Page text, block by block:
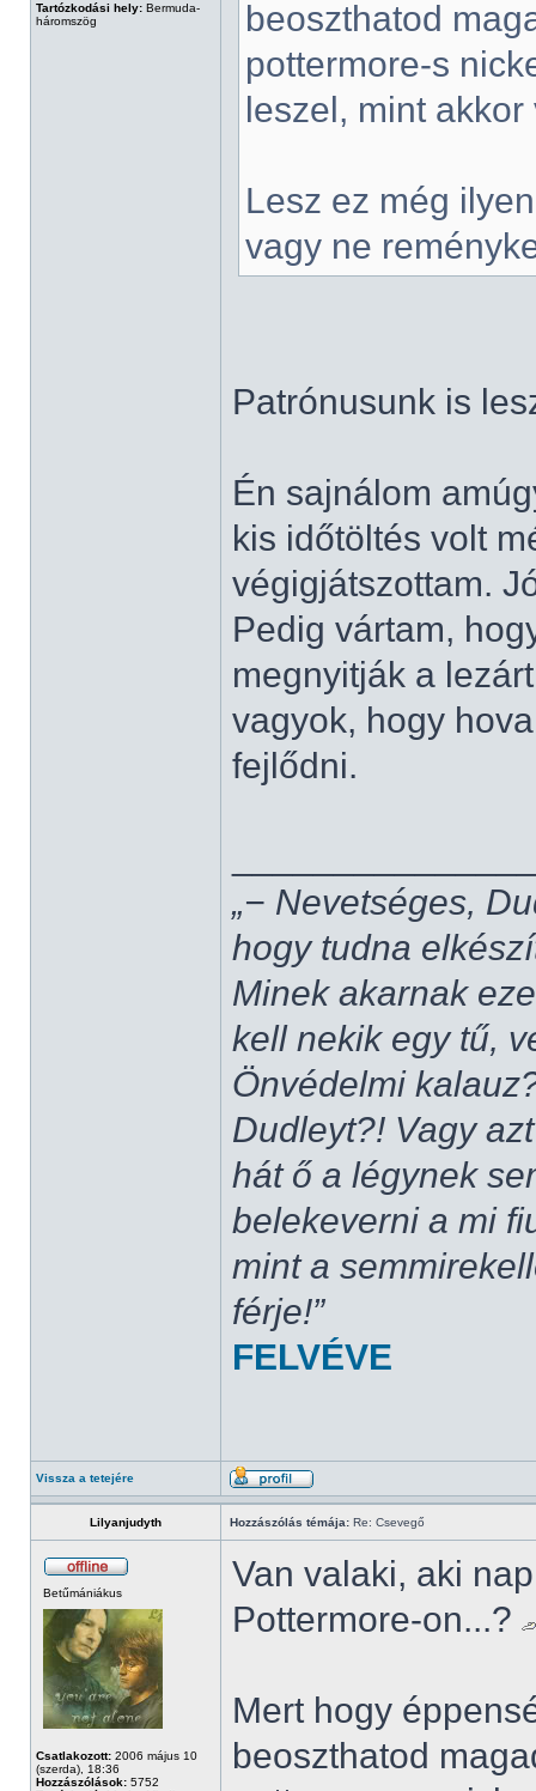
Tartózkodási hely: Bermuda-
háromszög
beoszthatod
pottermore-s
leszel, mint
Lesz ez még
vagy ne
Patrónusunk is
Én sajnálom
kis időtöltés volt
végigjátszottam.
Pedig vártam,
megnyitják a
vagyok, hogy
fejlődni.
„− Nevetséges,
hogy tudna
Minek akarnak
kell nekik egy tű,
Önvédelmi
Dudleyt?! Vagy
hát ő a légynek
belekeverni a mi
mint a
férje!”
FELVÉVE
Vissza a tetejére
Lilyanjudyth Hozzászólás témája: Re: Csevegő
Betűmániákus
Csatlakozott: 2006 május 10
(szerda), 18:36
Hozzászólások: 5752
Van valaki, aki
Pottermore-on...?
Mert hogy
beoszthatod